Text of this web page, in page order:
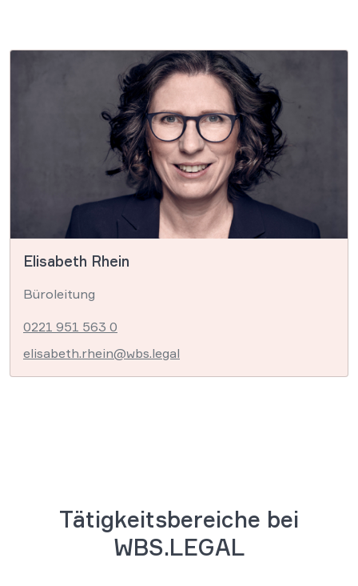
Elisabeth Rhein
Büroleitung
0221 951 563 0
elisabeth.rhein@wbs.legal
Tätigkeitsbereiche bei
WBS.LEGAL